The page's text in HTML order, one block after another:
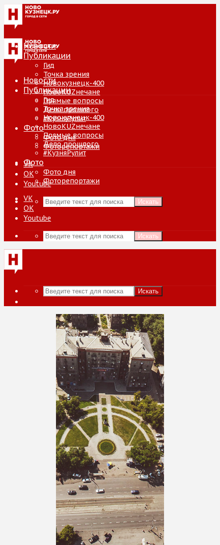
Новости
Публикации
Гид
Точка зрения
Новокузнецк-400
НовоKUZнечане
Прямые вопросы
Дело прошлого
#КузняРулит
Фото
Фото дня
Фоторепортажи
VK
ОК
Youtube
Искать
Новости
Публикации
Гид
Точка зрения
Новокузнецк-400
НовоKUZнечане
Прямые вопросы
Дело прошлого
#КузняРулит
Фото
Фото дня
Фоторепортажи
VK
ОК
Youtube
Искать
Искать